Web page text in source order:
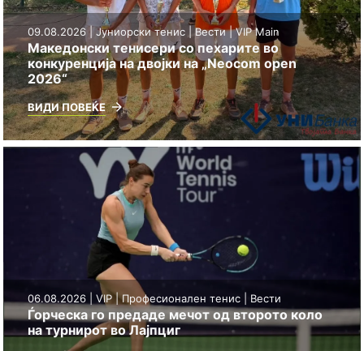
09.08.2026 | Јуниорски тенис |Вести|VIP Main
Македонски тенисери со пехарите во
конкуренција на двојки на „Neocom open
2026“
ВИДИ ПОВЕЌЕ
06.08.2026 | VIP | Професионален тенис | Вести
Ѓорческа го предаде мечот од второто коло
на турнирот во Лајпциг